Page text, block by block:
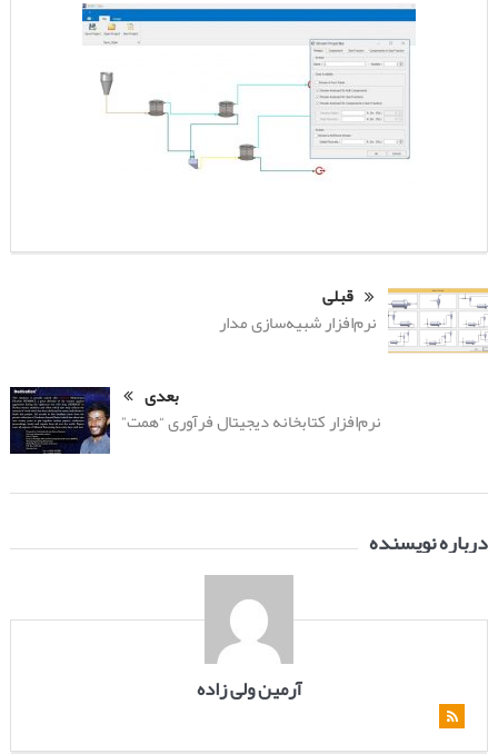
قبلی
نرم‌افزار شبیه‌سازی مدار
بعدی
نرم‌افزار کتابخانه دیجیتال فرآوری “همت”
درباره نویسنده
آرمین ولی زاده